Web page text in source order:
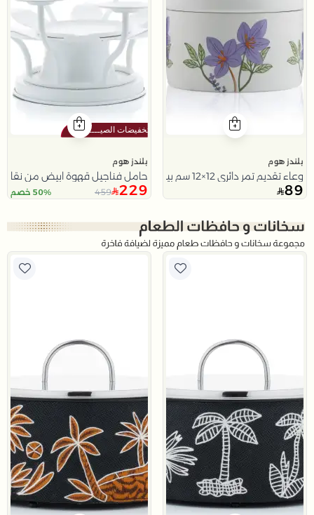
بلندز هوم
وعاء تقديم تمر دائري 12×12 سم بيج من الخزف الحجري بطبعة زهور من نقاء
89
بلندز هوم
حامل فناجيل قهوة ابيض من نقاء
229
459 50% خصم